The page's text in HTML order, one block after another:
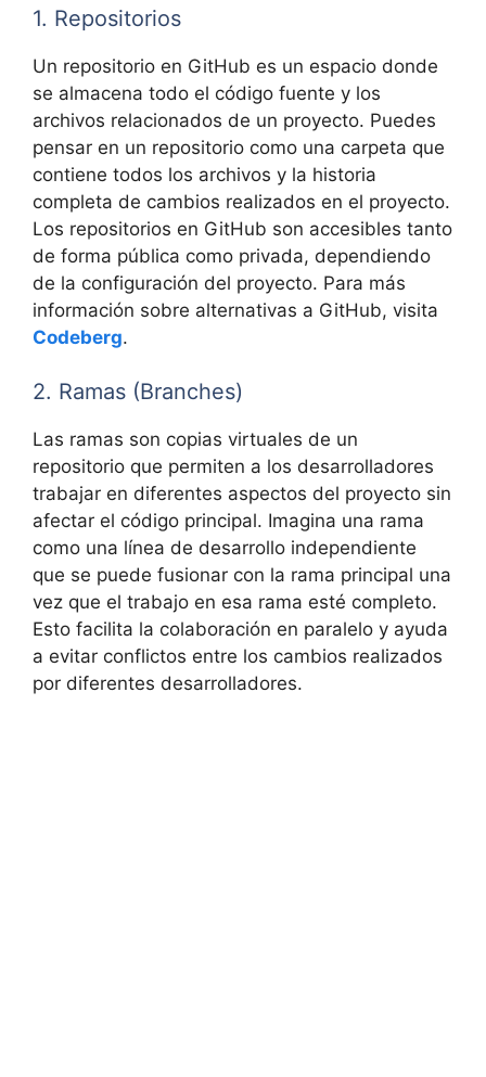
1. Repositorios
Un repositorio en GitHub es un espacio donde
se almacena todo el código fuente y los
archivos relacionados de un proyecto. Puedes
pensar en un repositorio como una carpeta que
contiene todos los archivos y la historia
completa de cambios realizados en el proyecto.
Los repositorios en GitHub son accesibles tanto
de forma pública como privada, dependiendo
de la configuración del proyecto. Para más
información sobre alternativas a GitHub, visita
Codeberg.
2. Ramas (Branches)
Las ramas son copias virtuales de un
repositorio que permiten a los desarrolladores
trabajar en diferentes aspectos del proyecto sin
afectar el código principal. Imagina una rama
como una línea de desarrollo independiente
que se puede fusionar con la rama principal una
vez que el trabajo en esa rama esté completo.
Esto facilita la colaboración en paralelo y ayuda
a evitar conflictos entre los cambios realizados
por diferentes desarrolladores.